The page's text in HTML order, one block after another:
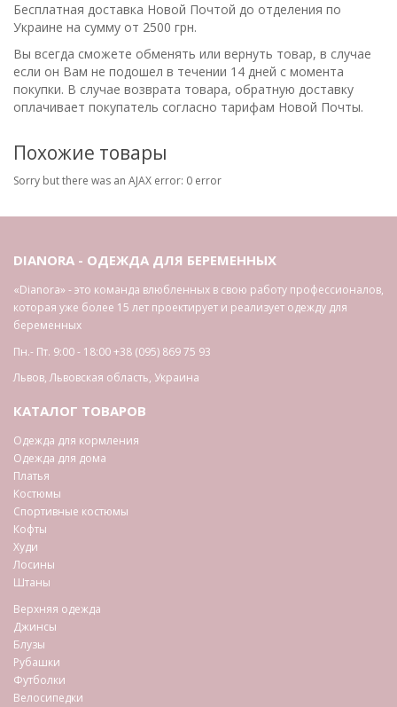
Бесплатная доставка Новой Почтой до отделения по
Украине на сумму от 2500 грн.
Вы всегда сможете обменять или вернуть товар, в случае
если он Вам не подошел в течении 14 дней с момента
покупки. В случае возврата товара, обратную доставку
оплачивает покупатель согласно тарифам Новой Почты.
Похожие товары
Sorry but there was an AJAX error: 0 error
DIANORA - ОДЕЖДА ДЛЯ БЕРЕМЕННЫХ
«Dianora» - это команда влюбленных в свою работу профессионалов,
которая уже более 15 лет проектирует и реализует одежду для
беременных
Пн.- Пт. 9:00 - 18:00+38 (095) 869 75 93
Львов,Львовская область, Украина
КАТАЛОГ ТОВАРОВ
Одежда для кормления
Одежда для дома
Платья
Костюмы
Спортивные костюмы
Кофты
Худи
Лосины
Штаны
Верхняя одежда
Джинсы
Блузы
Рубашки
Футболки
Велосипедки